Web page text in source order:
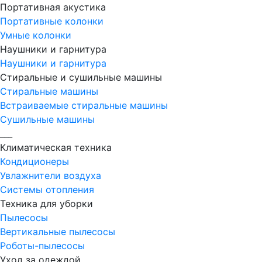
Портативная акустика
Портативные колонки
Умные колонки
Наушники и гарнитура
Наушники и гарнитура
Стиральные и сушильные машины
Стиральные машины
Встраиваемые стиральные машины
Сушильные машины
Климатическая техника
Кондиционеры
Увлажнители воздуха
Системы отопления
Техника для уборки
Пылесосы
Вертикальные пылесосы
Роботы-пылесосы